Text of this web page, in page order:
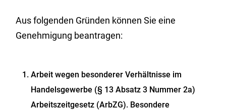
Aus folgenden Gründen können Sie eine
Genehmigung beantragen:
Arbeit wegen besonderer Verhältnisse im
Handelsgewerbe (§ 13 Absatz 3 Nummer 2a)
Arbeitszeitgesetz (ArbZG). Besondere